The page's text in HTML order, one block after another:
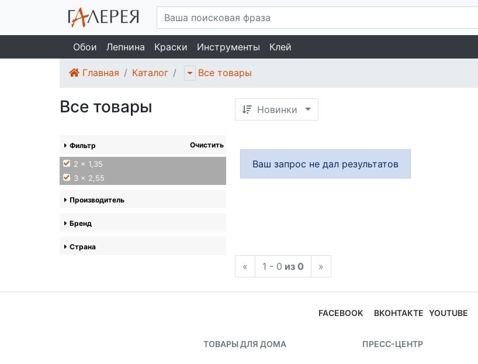
Обои Лепнина Краски Инструменты Клей
Главная Каталог Все товары
Все товары Новинки
Фильтр Очистить
2 x 1,35
3 x 2,55
Производитель
Бренд
Страна
Ваш запрос не дал результатов
« 1 - 0 из 0 »
FACEBOOK ВКОНТАКТЕ YOUTUBE
ТОВАРЫ ДЛЯ ДОМА ПРЕСС-ЦЕНТР